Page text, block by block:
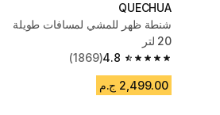
QUECHUA
شنطة ظهر للمشي لمسافات طويلة
20 لتر
4.8
4.8 out of 5 stars from 1869 reviews
(1869)
2,499.00 ج.م